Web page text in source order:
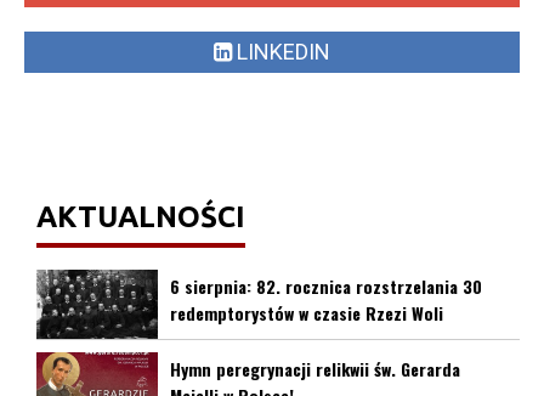
LINKEDIN
AKTUALNOŚCI
6 sierpnia: 82. rocznica rozstrzelania 30
redemptorystów w czasie Rzezi Woli
Hymn peregrynacji relikwii św. Gerarda